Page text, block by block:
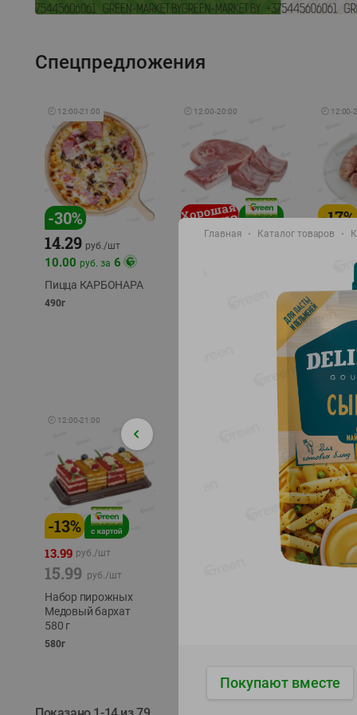
Спецпредложения
🕘 12:00-21:00
-30%
14.29 руб./шт
10.00 руб. за 6
Пицца КАРБОНАРА
490г
🕘 12:00-20:00 🕘 12:00-
-17%
охлажд
🕘 12:00-21:00
-13%
13.99 руб./шт
15.99 руб./шт
Набор пирожных
Медовый бархат
580 г
580г
-24%
4.99
Главная Каталог товаров
Покупают вместе